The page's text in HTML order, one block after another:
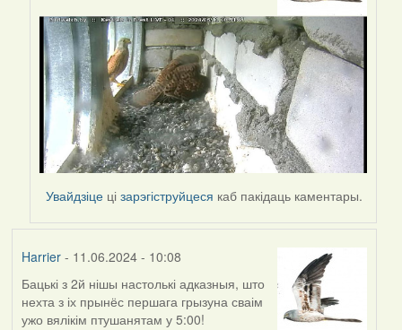
by
Burry
Увайдзіце цізарэгіструйцеся каб пакідаць каментары.
Harrier- 11.06.2024 - 10:08
Бацькі з 2й нішы настолькі адказныя, што
нехта з іх прынёс першага грызуна сваім
ужо вялікім птушанятам у 5:00!